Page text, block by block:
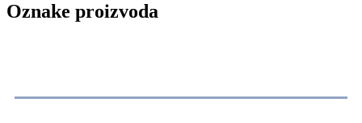
Oznake proizvoda